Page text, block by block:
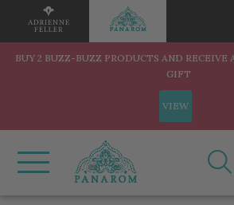
BUY 2 BUZZ-BUZZ PRODUCTS AND RECEIVE
GIFT
VIEW